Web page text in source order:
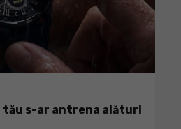
tău s-ar antrena alături